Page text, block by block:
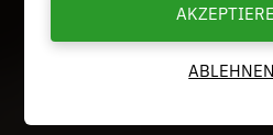
ABLEHNEN